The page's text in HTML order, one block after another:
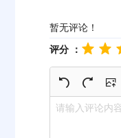
暂无评论！
评分 ：